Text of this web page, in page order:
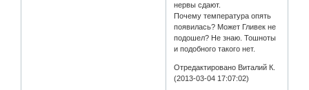
нервы сдают.
Почему температура опять
появилась? Может Гливек не
подошел? Не знаю. Тошноты
и подобного такого нет.
Отредактировано Виталий К.
(2013-03-04 17:07:02)